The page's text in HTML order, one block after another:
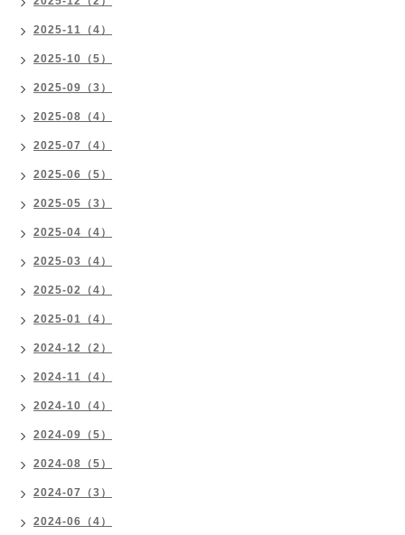
2025-11（4）
2025-10（5）
2025-09（3）
2025-08（4）
2025-07（4）
2025-06（5）
2025-05（3）
2025-04（4）
2025-03（4）
2025-02（4）
2025-01（4）
2024-12（2）
2024-11（4）
2024-10（4）
2024-09（5）
2024-08（5）
2024-07（3）
2024-06（4）